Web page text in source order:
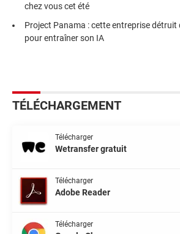
chez vous cet été
Project Panama : cette entreprise détruit
pour entraîner son IA
TÉLÉCHARGEMENT
Télécharger
Wetransfer gratuit
Télécharger
Adobe Reader
Télécharger